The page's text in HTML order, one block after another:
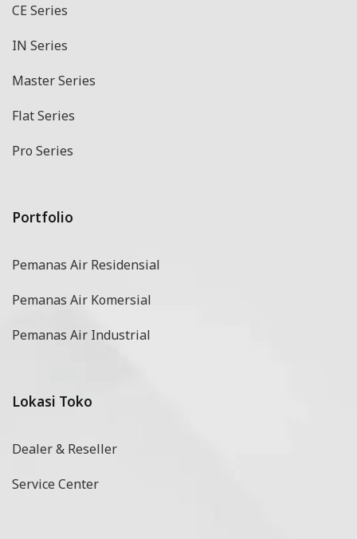
CE Series
IN Series
Master Series
Flat Series
Pro Series
Portfolio
Pemanas Air Residensial
Pemanas Air Komersial
Pemanas Air Industrial
Lokasi Toko
Dealer & Reseller
Service Center